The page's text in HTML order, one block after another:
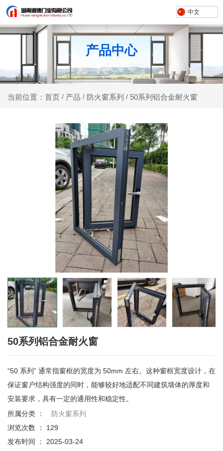
中文
产品中心
当前位置：首页 / 产品 / 防火窗系列 / 50系列铝合金耐火窗
50系列铝合金耐火窗
“50 系列” 通常指窗框的宽度为 50mm 左右。这种窗框宽度设计，在
保证窗户结构强度的同时，能够较好地适配不同建筑墙体的厚度和
安装要求，具有一定的通用性和稳定性。
所属分类 ：
防火窗系列
浏览次数 ： 129
发布时间 ： 2025-03-24